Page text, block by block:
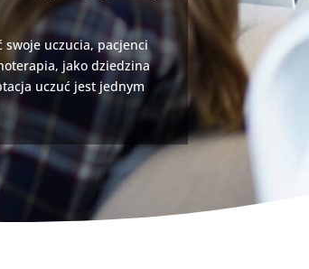
uczucia, pacjenci
jako dziedzina
uczuć jest jednym